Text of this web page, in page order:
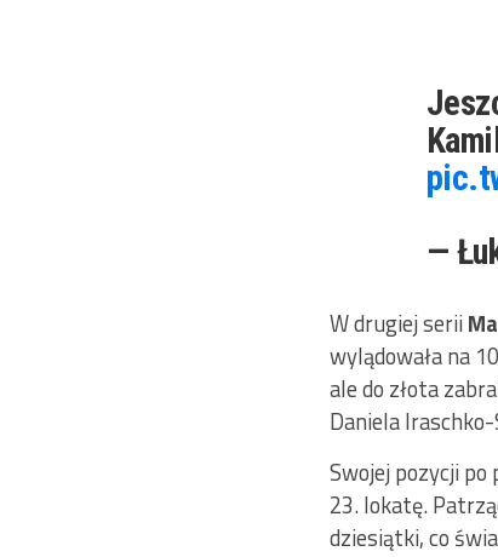
—
W drugiej serii
wylądowała na
ale do złota
Daniela
Swojej pozycji
23. lokatę.
dziesiątki, co